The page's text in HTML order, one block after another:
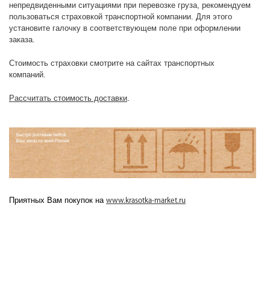
непредвиденными ситуациями при перевозке груза, рекомендуем
пользоваться страховкой транспортной компании. Для этого
установите галочку в соответствующем поле при оформлении
заказа.
Стоимость страховки смотрите на сайтах транспортных
компаний.
Рассчитать стоимость доставки.
Приятных Вам покупок на www.krasotka-market.ru